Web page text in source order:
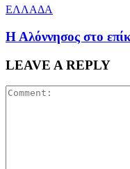
ΕΛΛΑΔΑ
Η Αλόννησος στο
LEAVE A REPLY